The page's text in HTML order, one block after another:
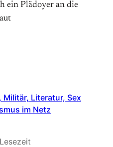
ein Plädoyer an die
Literatur, Sex
im Netz